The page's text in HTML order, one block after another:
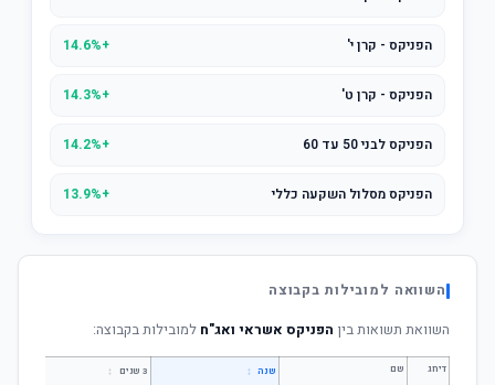
הפניקס - קרן י' +14.6%
הפניקס - קרן ט' +14.3%
הפניקס לבני 50 עד 60 +14.2%
הפניקס מסלול השקעה כללי +13.9%
השוואה למובילות בקבוצה
השוואת תשואות בין הפניקס אשראי ואג"ח למובילות בקבוצה:
דירוג שם שנה ↕ 3 שנים ↕